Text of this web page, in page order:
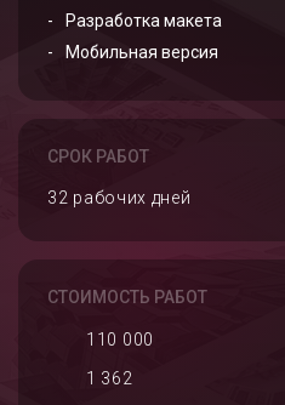
Разработка макета
Мобильная версия
СРОК РАБОТ
32 рабочих дней
СТОИМОСТЬ РАБОТ
110 000
1 362